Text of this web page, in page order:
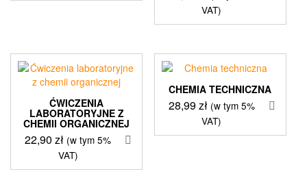
VAT)
ĆWICZENIA
LABORATORYJNE Z
CHEMII ORGANICZNEJ
22,90zł (w tym 5%
VAT)
CHEMIA TECHNICZNA
28,99zł (w tym 5%
VAT)